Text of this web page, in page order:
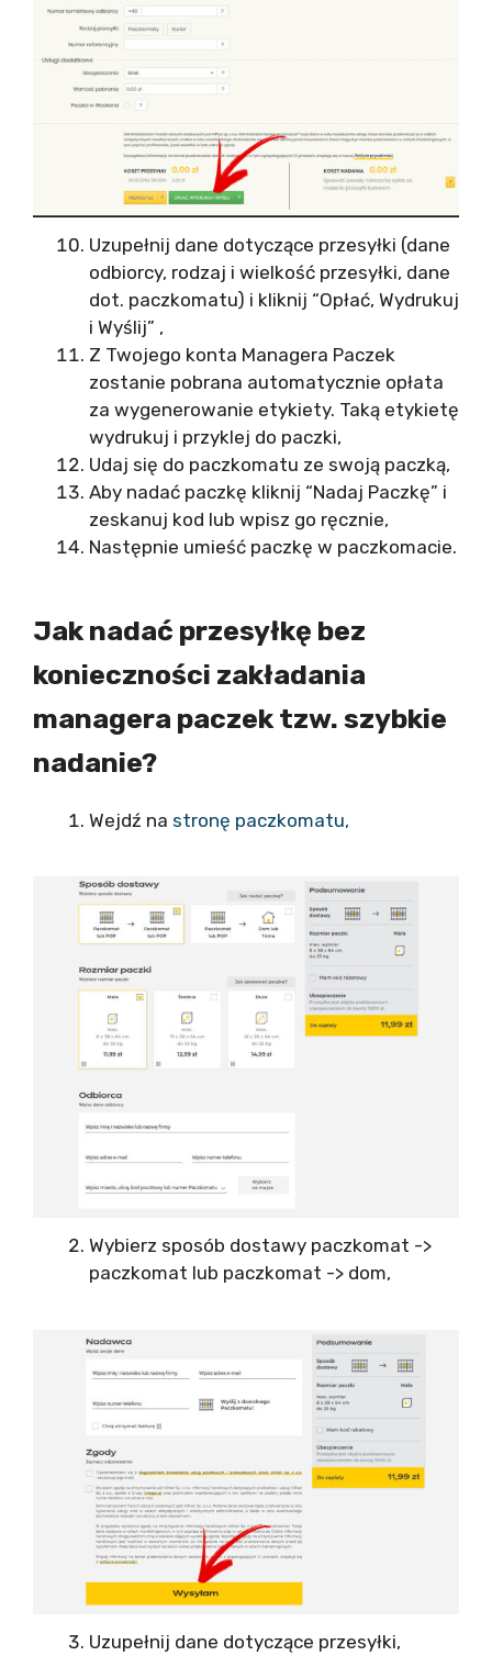
Uzupełnij dane dotyczące przesyłki (dane
odbiorcy, rodzaj i wielkość przesyłki, dane
dot. paczkomatu) i kliknij “Opłać, Wydrukuj
i Wyślij” ,
Z Twojego konta Managera Paczek
zostanie pobrana automatycznie opłata
za wygenerowanie etykiety. Taką etykietę
wydrukuj i przyklej do paczki,
Udaj się do paczkomatu ze swoją paczką,
Aby nadać paczkę kliknij “Nadaj Paczkę” i
zeskanuj kod lub wpisz go ręcznie,
Następnie umieść paczkę w paczkomacie.
Jak nadać przesyłkę bez
konieczności zakładania
managera paczek tzw. szybkie
nadanie?
Wejdź na stronę paczkomatu,
Wybierz sposób dostawy paczkomat ->
paczkomat lub paczkomat -> dom,
Uzupełnij dane dotyczące przesyłki,